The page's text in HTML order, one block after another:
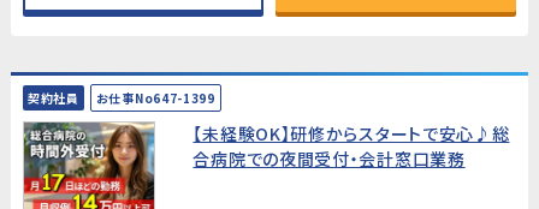
契約社員 お仕事No647-1399
【未経験OK】研修からスタートで安心♪総
合病院での夜間受付・会計窓口業務